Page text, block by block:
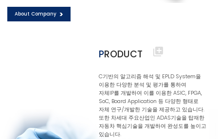
About Company
PRODUCT 
C기반의 알고리즘 해석 및 EPLD System을
이용한 다양한 분석 및 평가를 통하여
자체IP를 개발하여 이를 이용한 ASIC, FPGA,
SoC, Board Application 등 다양한 형태로
자체 연구/개발한 기술을 제공하고 있습니다.
또한 차세대 주요산업인 ADAS기술을 탑재한
자동차 핵심기술을 개발하여 완성도를 높이고
있습니다.